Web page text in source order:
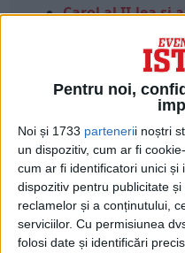
Pentru noi,
Noi și 1733 partenerii noștri
un dispozitiv, cum ar fi
cum ar fi identificatori unici și
dispozitiv pentru publicitate
reclamelor și a conținutului,
serviciilor. Cu permisiunea
folosi date și identificări
Carol al II-lea și
Afaceri
modernă:
ETICHETE: BELA KUN,
PUBLICAT IN CATEGORIILE:
DISTRIBUIE ȘTIREA: FACEBOOK
DACĂ VA PLAC MATERIALELE
ȘI PE PAGINA NOASTRĂ DE